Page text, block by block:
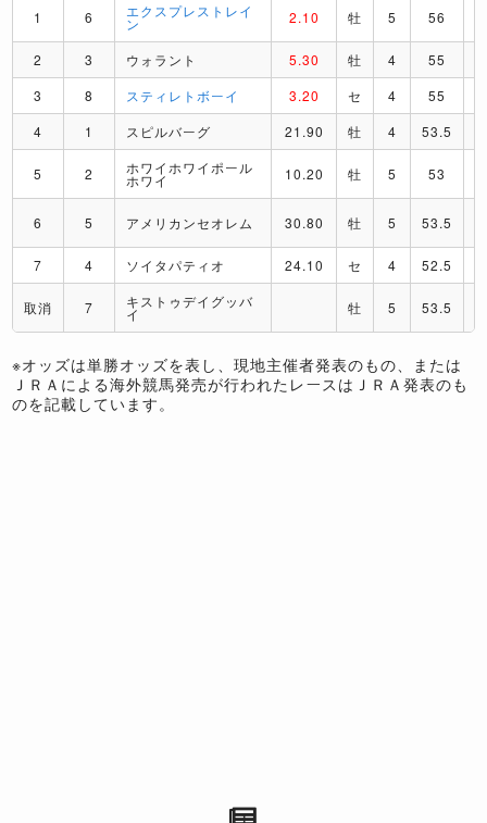
1 6 エクスプレストレイ
ン 2.10 牡 5 56
2 3 ウォラント 5.30 牡 4 55
3
8 スティレトボーイ 3.20 セ 4 55
4
1 スピルバーグ 21.90 牡 4 53.5
5 2 ホワイホワイポール
ホワイ 10.20 牡 5 53
6 5 アメリカンセオレム 30.80 牡 5 53.5
7 4 ソイタパティオ 24.10 セ 4 52.5
取消 7 キストゥデイグッバ
イ 牡 5 53.5
※オッズは単勝オッズを表し、現地主催者発表のもの、または
ＪＲＡによる海外競馬発売が行われたレースはＪＲＡ発表のも
のを記載しています。